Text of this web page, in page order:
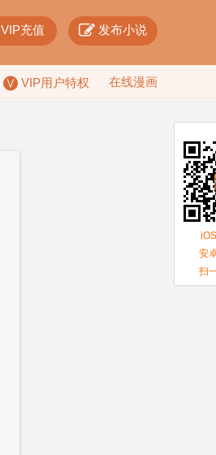
VIP充值  发布小说
VIP用户特权 在线漫画
安
扫